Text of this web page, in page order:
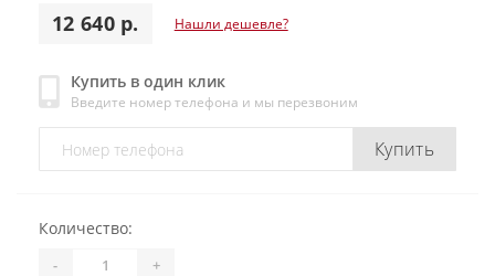
12 640 р. Нашли дешевле?
Купить в один клик
Введите номер телефона и мы перезвоним
Купить
Количество:
- +